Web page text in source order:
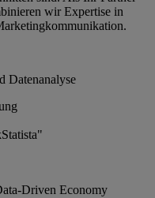
wir Expertise in
Datenanalyse
Driven Economy